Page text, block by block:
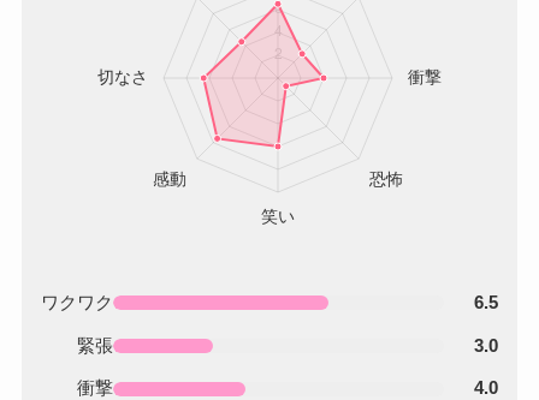
ワクワク 6.5
緊張 3.0
衝撃 4.0